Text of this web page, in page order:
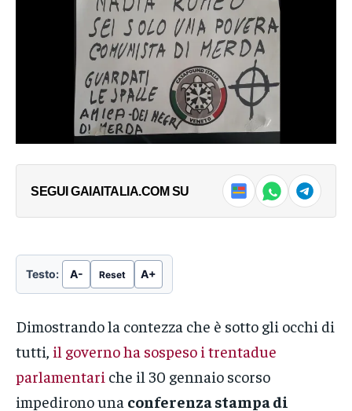
Piantedosi che riesce...→
Al via “L’Italia delle Regioni”:
oggi a Venezia l’inaugurazione
ufficiale della 4ª edizione del
parlando di Ceuta, per non parlare
con la scusa dei migranti di Ceuta, con
Piantedosi che riesce...
SEGUI GAIAITALIA.COM SU
Testo: A- Reset A+
Dimostrando la contezza che è sotto gli occhi di
tutti, il governo ha sospeso i trentadue
parlamentari che il 30 gennaio scorso
impedirono una conferenza stampa di